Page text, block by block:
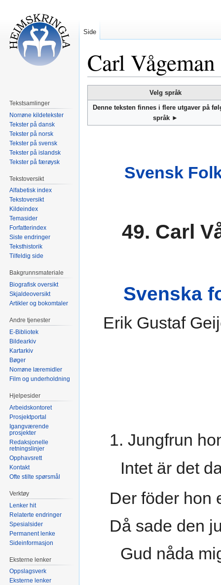
Carl Vågeman
til
navigering
til
søk
Velg språk
Denne teksten finnes i flere utgaver på
språk ►
Svensk
49. Carl
Svenska
Erik Gustaf
1. Jungfrun
Intet är det
Der föder hon
Då sade den
Gud nåda
Side
Tekstsamlinger
Norrøne kildetekster
Tekster på dansk
Tekster på norsk
Tekster på svensk
Tekster på islandsk
Tekster på færøysk
Tekstoversikt
Alfabetisk index
Tekstoversikt
Kildeindex
Temasider
Forfatterindex
Siste endringer
Teksthistorik
Tilfeldig side
Bakgrunnsmateriale
Biografisk oversikt
Skjaldeoversikt
Artikler og bokomtaler
Andre tjenester
E-Bibliotek
Bildearkiv
Kartarkiv
Bøger
Norrøne læremidler
Film og underholdning
Hjelpesider
Arbeidskontoret
Prosjektportal
Igangværende
prosjekter
Redaksjonelle
retningslinjer
Opphavsrett
Kontakt
Ofte stilte spørsmål
Verktøy
Lenker hit
Relaterte endringer
Spesialsider
Permanent lenke
Sideinformasjon
Eksterne lenker
Oppslagsverk
Eksterne lenker